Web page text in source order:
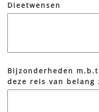
Dieetwensen
Bijzonderheden
deze reis van belang